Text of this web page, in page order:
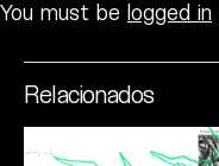
You must be logged in
Relacionados